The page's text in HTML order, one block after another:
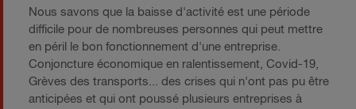
Nous savons que la baisse d'activité est une période
difficile pour de nombreuses personnes qui peut mettre
en péril le bon fonctionnement d'une entreprise.
Conjoncture économique en ralentissement, Covid-19,
Grèves des transports... des crises qui n'ont pas pu être
anticipées et qui ont poussé plusieurs entreprises à